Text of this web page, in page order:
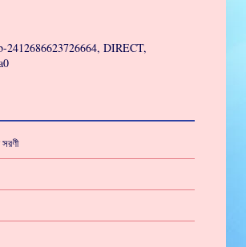
2412686623726664, DIRECT,